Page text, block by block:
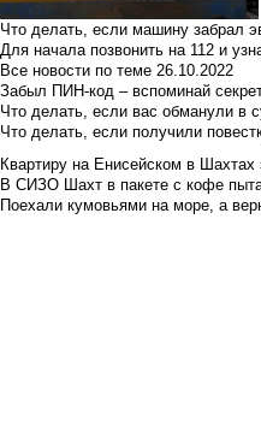
Что делать, если машину забрал
Для начала позвонить на 112 и
Все новости по теме 26.10.2022
Забыл ПИН-код – вспоминай
Что делать, если вас обманули в
Что делать, если получили
Квартиру на Енисейском в
В СИЗО Шахт в пакете с кофе
Поехали кумовьями на море, а